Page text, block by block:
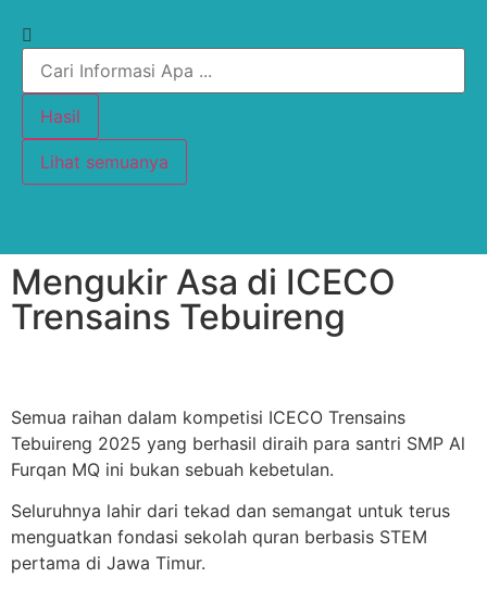
Hasil
Lihat semuanya
Mengukir Asa di ICECO
Trensains Tebuireng
Semua raihan dalam kompetisi ICECO Trensains
Tebuireng 2025 yang berhasil diraih para santri SMP Al
Furqan MQ ini bukan sebuah kebetulan.
Seluruhnya lahir dari tekad dan semangat untuk terus
menguatkan fondasi sekolah quran berbasis STEM
pertama di Jawa Timur.